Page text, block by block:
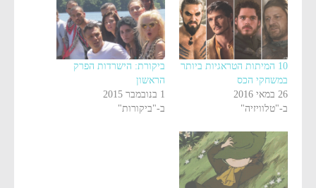
10 המיתות הטראגיות ביותר
במשחקי הכס
26 במאי 2016
ב-"טלוויזיה"
ביקורת: הישרדות הפרק
הראשון
1 בנובמבר 2015
ב-"ביקורות"